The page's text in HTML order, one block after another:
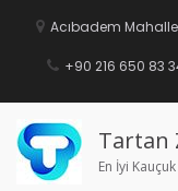
Acıbadem
+90 216 650 83
Tartan
En İyi